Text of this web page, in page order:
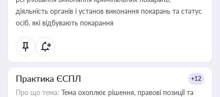
діяльність органів і установ виконання покарань та статус
осіб, які відбувають покарання
Практика ЄСПЛ +12
Про що тема: Тема охоплює рішення, правові позиції та